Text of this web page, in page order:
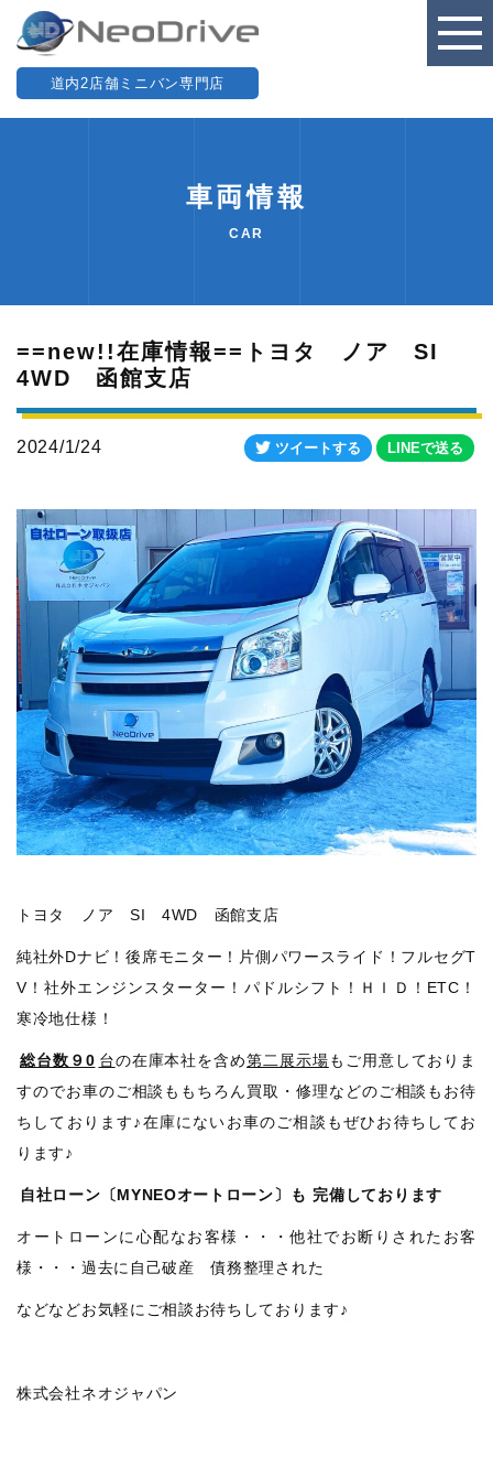
道内2店舗ミニバン専門店
車両情報
CAR
==new!!在庫情報==トヨタ ノア SI
4WD 函館支店
2024/1/24 ツイートする LINEで送る
トヨタ ノア SI 4WD 函館支店
純社外Dナビ！後席モニター！片側パワースライド！フルセグT
V！社外エンジンスターター！パドルシフト！ＨＩＤ！ETC！
寒冷地仕様！
総台数９0 台の在庫本社を含め第二展示場もご用意しておりま
すのでお車のご相談ももちろん買取・修理などのご相談もお待
ちしております♪在庫にないお車のご相談もぜひお待ちしてお
ります♪
自社ローン〔MYNEOオートローン〕も 完備しております
オートローンに心配なお客様・・・他社でお断りされたお客
様・・・過去に自己破産 債務整理された
などなどお気軽にご相談お待ちしております♪
株式会社ネオジャパン